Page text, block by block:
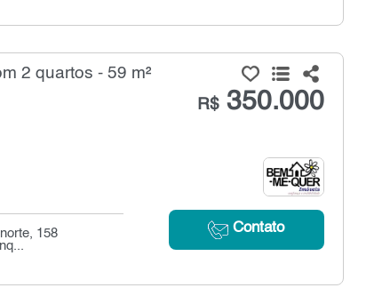
2 quartos - 59 m²
R$350.000
Contato
158